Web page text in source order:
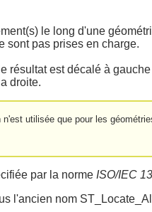
le long d'une
sont pas prises en charge.
résultat est décalé à
droite.
n'est utilisée que pour les
par la norme ISO/IEC
l'ancien nom